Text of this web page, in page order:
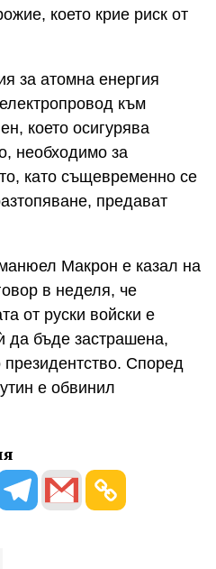
което крие риск от
за атомна енергия
към
което осигурява
необходимо за
като същевременно се
предават
Макрон е казал на
в неделя, че
от руски войски е
да бъде застрашена,
Според
е обвинил